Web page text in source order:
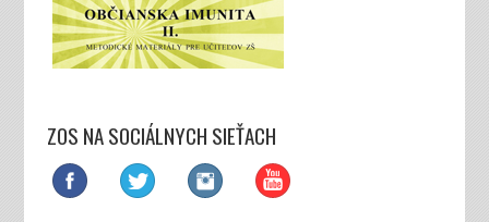
ZOS NA SOCIÁLNYCH SIEŤACH